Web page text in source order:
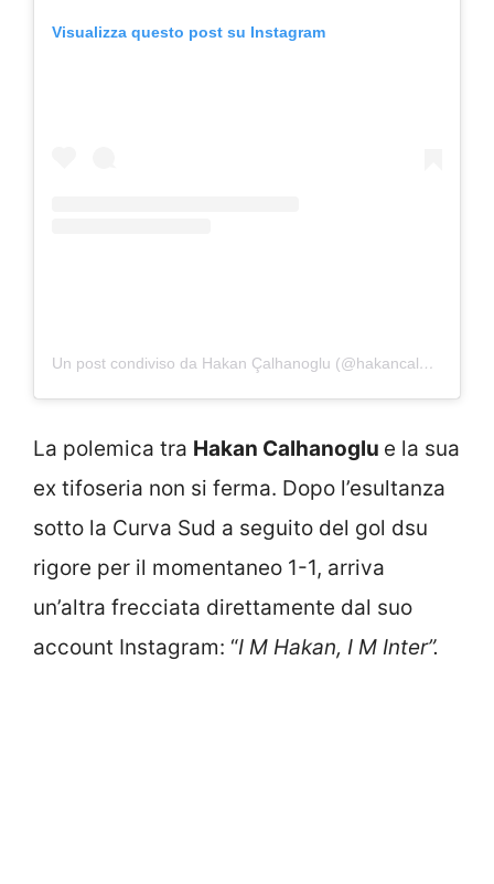
Visualizza questo post su Instagram
Un post condiviso da Hakan Çalhanoglu (@hakancalhanoglu)
La polemica tra Hakan Calhanoglu e la sua
ex tifoseria non si ferma. Dopo l’esultanza
sotto la Curva Sud a seguito del gol dsu
rigore per il momentaneo 1-1, arriva
un’altra frecciata direttamente dal suo
account Instagram: “I M Hakan, I M Inter”.